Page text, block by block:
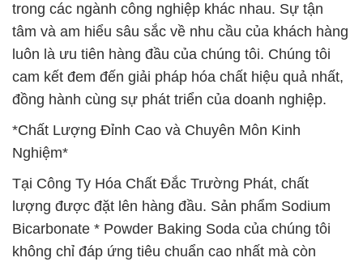
trong các ngành công nghiệp khác nhau. Sự tận
tâm và am hiểu sâu sắc về nhu cầu của khách hàng
luôn là ưu tiên hàng đầu của chúng tôi. Chúng tôi
cam kết đem đến giải pháp hóa chất hiệu quả nhất,
đồng hành cùng sự phát triển của doanh nghiệp.
*Chất Lượng Đỉnh Cao và Chuyên Môn Kinh
Nghiệm*
Tại Công Ty Hóa Chất Đắc Trường Phát, chất
lượng được đặt lên hàng đầu. Sản phẩm Sodium
Bicarbonate * Powder Baking Soda của chúng tôi
không chỉ đáp ứng tiêu chuẩn cao nhất mà còn